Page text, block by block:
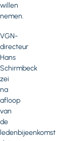
willen
nemen.
VGN-
directeur
Hans
Schirmbeck
zei
na
afloop
van
de
ledenbijeenkomst